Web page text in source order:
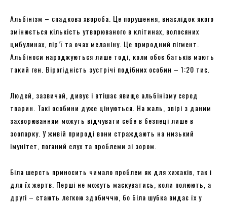
Альбінізм – спадкова хвороба. Це порушення, внаслідок якого
змінюється кількість утворюваного в клітинах, волосяних
цибулинах, пір’ї та очах меланіну. Це природний пігмент.
Альбіноси народжуються лише тоді, коли обоє батьків мають
такий ген. Вірогідність зустрічі подібних особин – 1:20 тис.
Людей, зазвичай, дивує і втішає явище альбінізму серед
тварин. Такі особини дуже цінуються. На жаль, звірі з даним
захворюванням можуть відчувати себе в безпеці лише в
зоопарку. У живій природі вони страждають на низький
імунітет, поганий слух та проблеми зі зором.
Біла шерсть приносить чимало проблем як для хижаків, так і
для їх жертв. Перші не можуть маскуватись, коли полюють, а
другі – стають легкою здобиччю, бо біла шубка видає їх у